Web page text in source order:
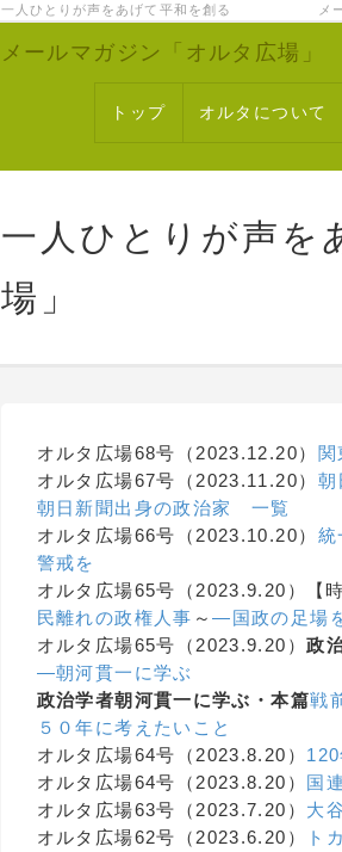
一人ひとりが声をあげて平和を創る メール
メールマガジン「オルタ広場」
トップ オルタについて
一人ひとりが声を
場」
オルタ広場68号（2023.12.20） 関
オルタ広場67号（2023.11.20） 朝
朝日新聞出身の政治家 一覧
オルタ広場66号（2023.10.20） 統
警戒を
オルタ広場65号（2023.9.20）【時
民離れの政権人事 ～―国政の足場
オルタ広場65号（2023.9.20）政
—朝河貫一に学ぶ
政治学者朝河貫一に学ぶ・本篇戦
５０年に考えたいこと
オルタ広場64号（2023.8.20）
オルタ広場64号（2023.8.20） 国
オルタ広場63号（2023.7.20） 大
オルタ広場62号（2023.6.20）
ト